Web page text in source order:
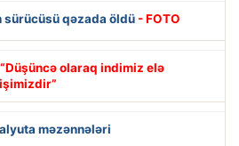
sürücüsü qəzada öldü - FOTO
“Düşüncə olaraq indimiz elə
məzənnələri